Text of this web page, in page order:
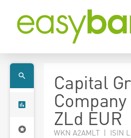
Capital
ZLd EUR
WKN A2AMLT | ISIN